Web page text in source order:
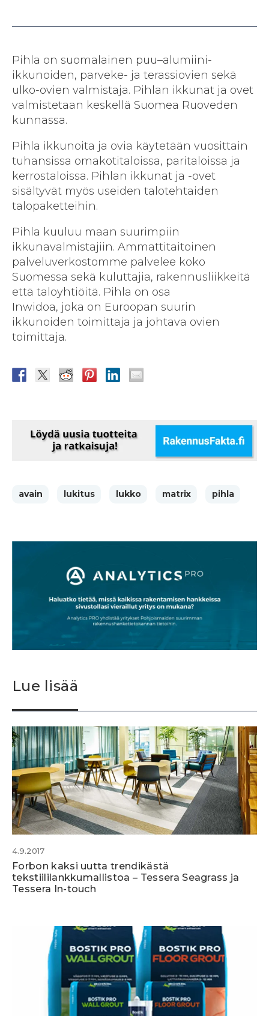
Pihla on suomalainen puu–alumiini-
ikkunoiden, parveke- ja terassiovien sekä
ulko-ovien valmistaja. Pihlan ikkunat ja ovet
valmistetaan keskellä Suomea Ruoveden
kunnassa.
Pihla ikkunoita ja ovia käytetään vuosittain
tuhansissa omakotitaloissa, paritaloissa ja
kerrostaloissa. Pihlan ikkunat ja -ovet
sisältyvät myös useiden talotehtaiden
talopaketteihin.
Pihla kuuluu maan suurimpiin
ikkunavalmistajiin. Ammattitaitoinen
palveluverkostomme palvelee koko
Suomessa sekä kuluttajia, rakennusliikkeitä
että taloyhtiöitä. Pihla on osa
Inwidoa, joka on Euroopan suurin
ikkunoiden toimittaja ja johtava ovien
toimittaja.
avain lukitus lukko matrix pihla
Lue lisää
4.9.2017
Forbon kaksi uutta trendikästä
tekstiililankkumallistoa – Tessera Seagrass ja
Tessera In-touch